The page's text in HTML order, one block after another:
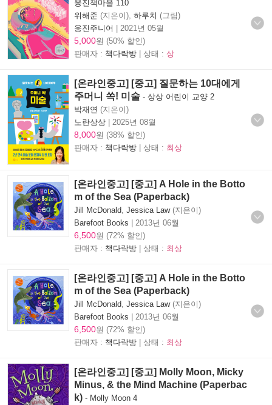
웅진책마을 110
위해준 (지은이), 하루치 (그림)
웅진주니어 | 2021년 05월
5,000원 (50% 할인)
판매자 : 책다락방 | 상태 : 상
[온라인중고] [중고] 질문하는 10대에게
주머니 쏙! 미술 - 상상 어린이 교양 2
박재연 (지은이)
노란상상 | 2025년 08월
8,000원 (38% 할인)
판매자 : 책다락방 | 상태 : 최상
[온라인중고] [중고] A Hole in the Botto
m of the Sea (Paperback)
Jill McDonald Jessica Law(지은이)
Barefoot Books | 2013년 06월
6,500원 (72% 할인)
판매자 : 책다락방 | 상태 : 최상
[온라인중고] [중고] A Hole in the Botto
m of the Sea (Paperback)
Jill McDonald Jessica Law(지은이)
Barefoot Books | 2013년 06월
6,500원 (72% 할인)
판매자 : 책다락방 | 상태 : 최상
[온라인중고] [중고] Molly Moon, Micky
Minus, & the Mind Machine (Paperbac
k) - Molly Moon 4